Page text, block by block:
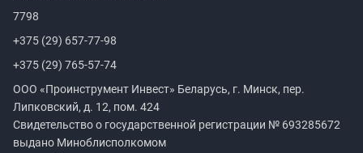
7798
+375 (29) 657-77-98
+375 (29) 765-57-74
ООО «Проинструмент Инвест» Беларусь, г. Минск, пер.
Липковский, д. 12, пом. 424
Свидетельство о государственной регистрации № 693285672
выдано Миноблисполкомом